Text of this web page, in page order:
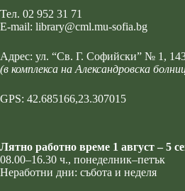
Тел. 02 952 31 71
Е-mail: library@cml.mu-sofia.bg
Адрес: ул. “Св. Г. Софийски” № 1 ,
(в комплекса на Александровска
GPS: 42.685166,23.307015
Лятно работно време 1 август – 5
08.00–16.30 ч., понеделник–петък
Неработни дни: събота и неделя